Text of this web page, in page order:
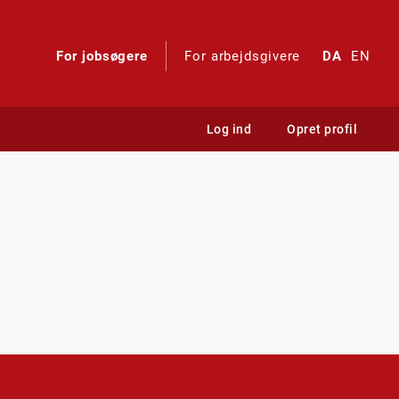
For jobsøgere For arbejdsgivere DA EN
Log ind Opret profil